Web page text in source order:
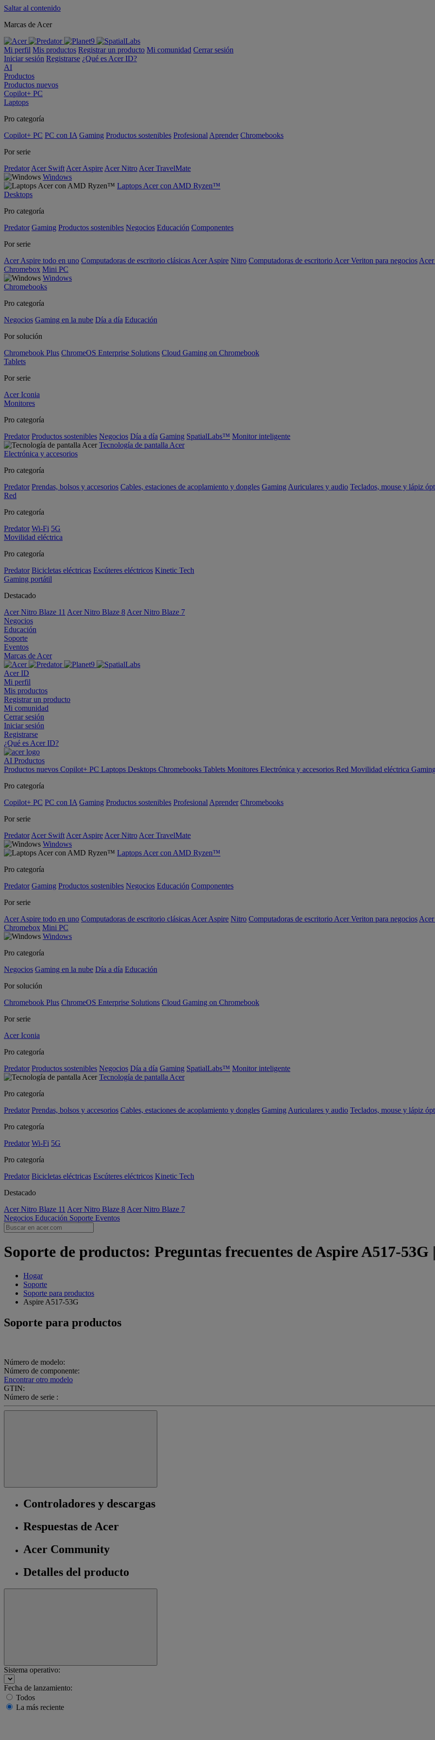
Saltar al contenido
Marcas de Acer
Mi perfil Mis productos Registrar un producto Mi comunidad Cerrar sesión
Iniciar sesión Registrarse ¿Qué es Acer ID?
AI
Productos
Productos nuevos
Copilot+ PC
Laptops
Pro categoría
Copilot+ PC PC con IA Gaming Productos sostenibles Profesional Aprender Chromebooks
Por serie
Predator Acer Swift Acer Aspire Acer Nitro Acer TravelMate
Windows
Laptops Acer con AMD Ryzen™
Desktops
Pro categoría
Predator Gaming Productos sostenibles Negocios Educación Componentes
Por serie
Acer Aspire todo en uno Computadoras de escritorio clásicas Acer Aspire Nitro Computadoras de escritorio Acer Veriton para negocios
Chromebox Mini PC
Windows
Chromebooks
Pro categoría
Negocios Gaming en la nube Día a día Educación
Por solución
Chromebook Plus ChromeOS Enterprise Solutions Cloud Gaming on Chromebook
Tablets
Por serie
Acer Iconia
Monitores
Pro categoría
Predator Productos sostenibles Negocios Día a día Gaming SpatialLabs™ Monitor inteligente
Tecnología de pantalla Acer
Electrónica y accesorios
Pro categoría
Predator Prendas, bolsos y accesorios Cables, estaciones de acoplamiento y dongles Gaming Auriculares y audio Teclados, mouse y lápiz
Red
Pro categoría
Predator Wi-Fi 5G
Movilidad eléctrica
Pro categoría
Predator Bicicletas eléctricas Escúteres eléctricos Kinetic Tech
Gaming portátil
Destacado
Acer Nitro Blaze 11 Acer Nitro Blaze 8 Acer Nitro Blaze 7
Negocios
Educación
Soporte
Eventos
Marcas de Acer
Acer ID
Mi perfil
Mis productos
Registrar un producto
Mi comunidad
Cerrar sesión
Iniciar sesión
Registrarse
¿Qué es Acer ID?
AI Productos
Productos nuevos Copilot+ PC Laptops Desktops Chromebooks Tablets Monitores Electrónica y accesorios Red Movilidad eléctrica
Pro categoría
Copilot+ PC PC con IA Gaming Productos sostenibles Profesional Aprender Chromebooks
Por serie
Predator Acer Swift Acer Aspire Acer Nitro Acer TravelMate
Windows
Laptops Acer con AMD Ryzen™
Pro categoría
Predator Gaming Productos sostenibles Negocios Educación Componentes
Por serie
Acer Aspire todo en uno Computadoras de escritorio clásicas Acer Aspire Nitro Computadoras de escritorio Acer Veriton para negocios
Chromebox Mini PC
Windows
Pro categoría
Negocios Gaming en la nube Día a día Educación
Por solución
Chromebook Plus ChromeOS Enterprise Solutions Cloud Gaming on Chromebook
Por serie
Acer Iconia
Pro categoría
Predator Productos sostenibles Negocios Día a día Gaming SpatialLabs™ Monitor inteligente
Tecnología de pantalla Acer
Pro categoría
Predator Prendas, bolsos y accesorios Cables, estaciones de acoplamiento y dongles Gaming Auriculares y audio Teclados, mouse y lápiz
Pro categoría
Predator Wi-Fi 5G
Pro categoría
Predator Bicicletas eléctricas Escúteres eléctricos Kinetic Tech
Destacado
Acer Nitro Blaze 11 Acer Nitro Blaze 8 Acer Nitro Blaze 7
Negocios Educación Soporte Eventos
Soporte de productos: Preguntas frecuentes de Aspire A517-
Hogar
Soporte
Soporte para productos
Aspire A517-53G
Soporte para productos
Número de modelo:
Número de componente:
Encontrar otro modelo
GTIN:
Número de serie :
Controladores y descargas
Respuestas de Acer
Acer Community
Detalles del producto
Sistema operativo:
Fecha de lanzamiento:
Todos
La más reciente